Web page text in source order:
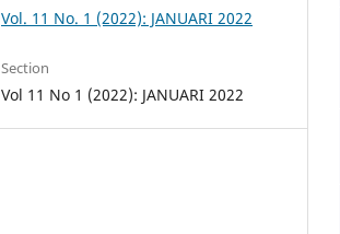
Vol. 11 No. 1 (2022): JANUARI 2022
Section
Vol 11 No 1 (2022): JANUARI 2022